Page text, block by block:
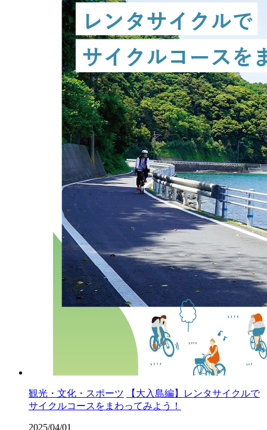
観光・文化・スポーツ
【大入島編】レンタサイクルで
サイクルコースをまわってみよう！
2025/04/01